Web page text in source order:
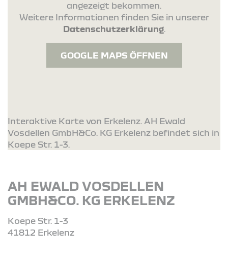
angezeigt bekommen.
Weitere Informationen finden Sie in unserer
Datenschutzerklärung.
GOOGLE MAPS ÖFFNEN
Interaktive Karte von Erkelenz. AH Ewald
Vosdellen GmbH&Co. KG Erkelenz befindet sich in
Koepe Str. 1-3.
AH EWALD VOSDELLEN
GMBH&CO. KG ERKELENZ
Koepe Str. 1-3
41812 Erkelenz